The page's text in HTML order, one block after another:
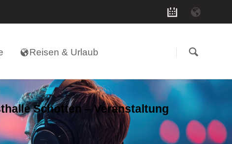
Reisen & Urlaub
Schotten – Veranstaltung